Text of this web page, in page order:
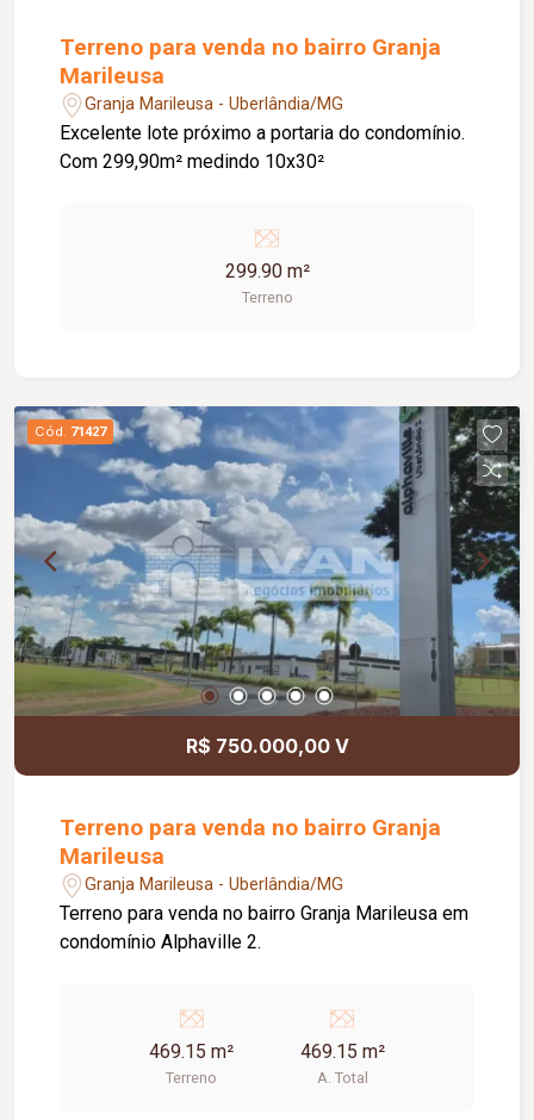
Terreno para venda no bairro Granja
Marileusa
Granja Marileusa - Uberlândia/MG
Excelente lote próximo a portaria do condomínio.
Com 299,90m² medindo 10x30²
299.90 m²
Terreno
Cód. 71427
R$ 750.000,00 V
Terreno para venda no bairro Granja
Marileusa
Granja Marileusa - Uberlândia/MG
Terreno para venda no bairro Granja Marileusa em
condomínio Alphaville 2.
469.15 m²
Terreno
469.15 m²
A. Total